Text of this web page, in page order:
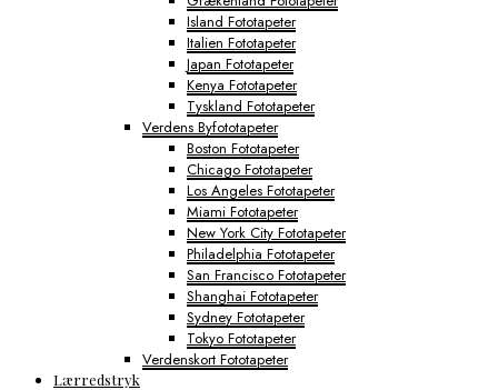
Island Fototapeter
Italien Fototapeter
Japan Fototapeter
Kenya Fototapeter
Tyskland Fototapeter
Verdens Byfototapeter
Boston Fototapeter
Chicago Fototapeter
Los Angeles Fototapeter
Miami Fototapeter
New York City Fototapeter
Philadelphia Fototapeter
San Francisco Fototapeter
Shanghai Fototapeter
Sydney Fototapeter
Tokyo Fototapeter
Verdenskort Fototapeter
Lærredstryk